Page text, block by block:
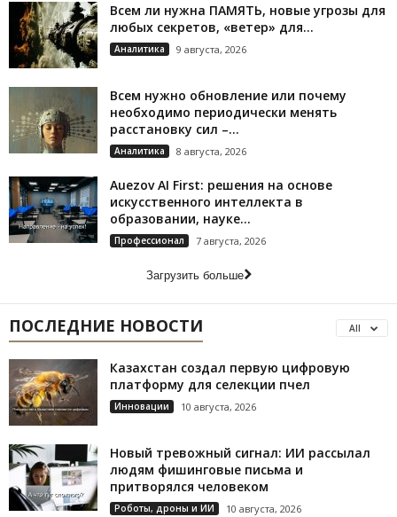
Всем ли нужна ПАМЯТЬ, новые угрозы для
любых секретов, «ветер» для...
Аналитика 9 августа, 2026
Всем нужно обновление или почему
необходимо периодически менять
расстановку сил –...
Аналитика 8 августа, 2026
Auezov AI First: решения на основе
искусственного интеллекта в
образовании, науке...
Профессионал 7 августа, 2026
Загрузить больше
ПОСЛЕДНИЕ НОВОСТИ All
Казахстан создал первую цифровую
платформу для селекции пчел
Инновации 10 августа, 2026
Новый тревожный сигнал: ИИ рассылал
людям фишинговые письма и
притворялся человеком
Роботы, дроны и ИИ 10 августа, 2026